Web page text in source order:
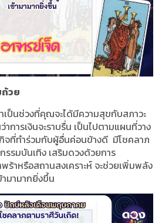
วย
ป็นช่วงที่คุณจะได้มีความสุขกับสภาวะ
การเงินจะราบรื่น เป็นไปตามแผนที่วาง
จที่ทำร่วมกับผู้อื่นค่อนข้างดี มีโชคลาภ
รรมบันเทิง เสริมดวงด้วยการ
ร้าหรือสถานสงเคราะห์ จะช่วยเพิ่มพลัง
มามากยิ่งขึ้น